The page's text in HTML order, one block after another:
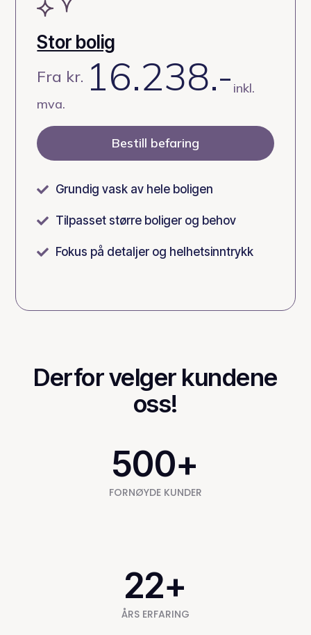
Stor bolig
Fra kr. 16.238.- inkl.
mva.
Bestill befaring
 Grundig vask av hele boligen
 Tilpasset større boliger og behov
 Fokus på detaljer og helhetsinntrykk
Derfor velger kundene
oss!
500+
FORNØYDE KUNDER
22+
ÅRS ERFARING